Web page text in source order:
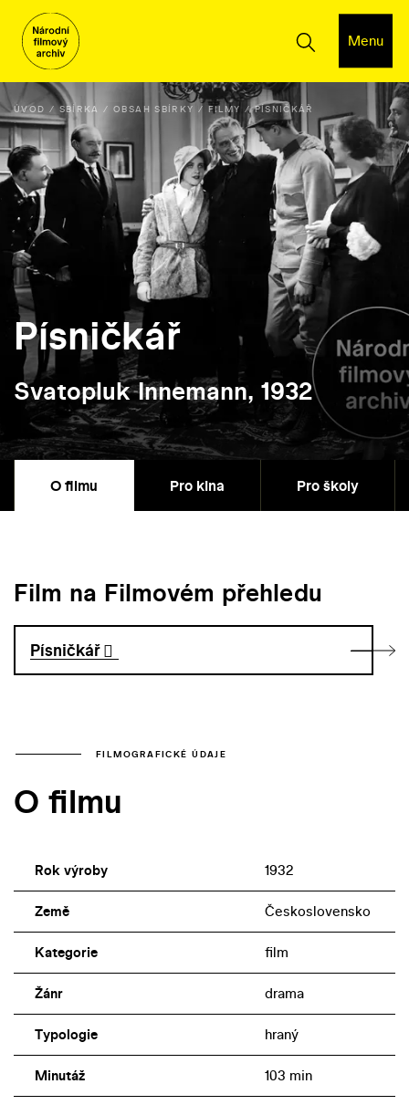
Menu
ÚVOD SBÍRKA OBSAH SBÍRKY FILMY PÍSNIČKÁŘ
Písničkář
Svatopluk Innemann, 1932
O filmu Pro kina Pro školy
Film na Filmovém přehledu
Písničkář
FILMOGRAFICKÉ ÚDAJE
O filmu
Rok výroby 1932
Země Československo
Kategorie film
Žánr drama
Typologie hraný
Minutáž 103 min